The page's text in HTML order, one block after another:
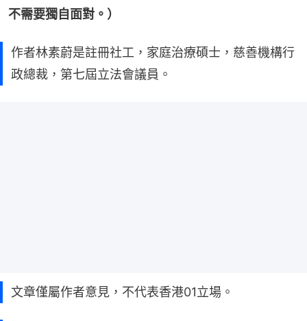
不需要獨自面對。）
作者林素蔚是註冊社工，家庭治療碩士，慈善機構行
政總裁，第七屆立法會議員。
文章僅屬作者意見，不代表香港01立場。